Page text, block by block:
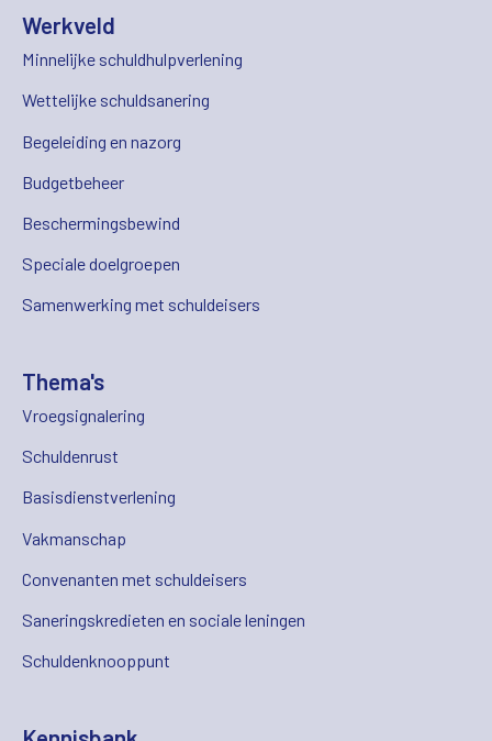
Werkveld
Minnelijke schuldhulpverlening
Wettelijke schuldsanering
Begeleiding en nazorg
Budgetbeheer
Beschermingsbewind
Speciale doelgroepen
Samenwerking met schuldeisers
Thema's
Vroegsignalering
Schuldenrust
Basisdienstverlening
Vakmanschap
Convenanten met schuldeisers
Saneringskredieten en sociale leningen
Schuldenknooppunt